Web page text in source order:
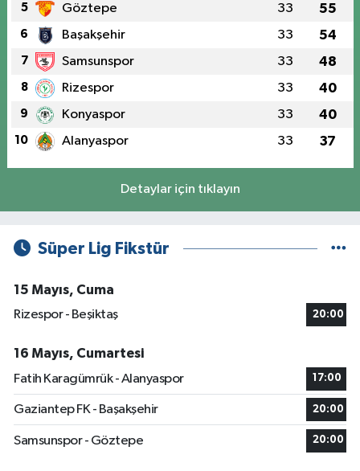
5 Göztepe 33 55
6 Başakşehir 33 54
7 Samsunspor 33 48
8 Rizespor 33 40
9 Konyaspor 33 40
10 Alanyaspor 33 37
Detaylar için tıklayın
Süper Lig Fikstür
15 Mayıs, Cuma
Rizespor - Beşiktaş
20:00
16 Mayıs, Cumartesi
Fatih Karagümrük - Alanyaspor
17:00
Gaziantep FK - Başakşehir 20:00
Samsunspor - Göztepe 20:00